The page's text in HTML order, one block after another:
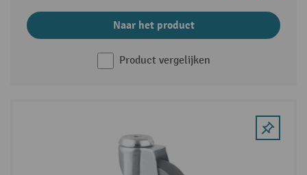
Naar het product
Product vergelijken